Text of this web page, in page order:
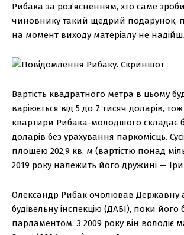
Рибака за роз’ясненням, хто саме
чиновнику такий щедрий подарунок,
на момент виходу матеріалу не
Вартість квадратного метра в цьому
варіюється від 5 до 7 тисяч доларів,
квартири Рибака-молодшого складає
доларів без урахування паркомісць.
площею 202,9 кв. м (вартістю понад
2019 року належить його дружині —
Олександр Рибак очолював Державну
будівельну інспекцію (ДАБІ), поки його
парламентом. З 2009 року він володіє